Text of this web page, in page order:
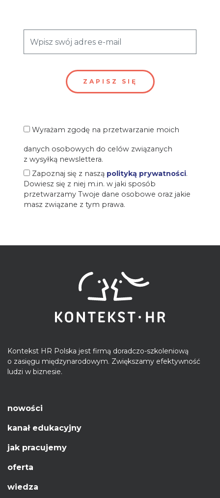
Wyrażam zgodę na przetwarzanie moich
danych osobowych do celów związanych
z wysyłką newslettera.
Zapoznaj się z naszą polityką prywatności.
Dowiesz się z niej m.in. w jaki sposób
przetwarzamy Twoje dane osobowe oraz jakie
masz związane z tym prawa.
Kontekst HR Polska jest firmą doradczo-szkoleniową
o zasięgu międzynarodowym. Zwiększamy efektywność
ludzi w biznesie.
nowości
kanał edukacyjny
jak pracujemy
oferta
wiedza